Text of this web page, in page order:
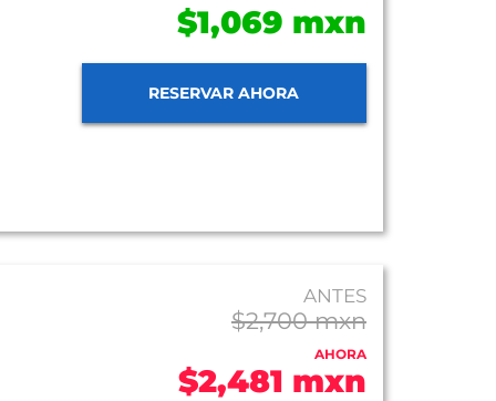
$1,069 mxn
RESERVAR AHORA
ANTES
$2,700 mxn
AHORA
$2,481 mxn